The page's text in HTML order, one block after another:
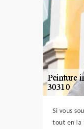
Si vous
tout en la